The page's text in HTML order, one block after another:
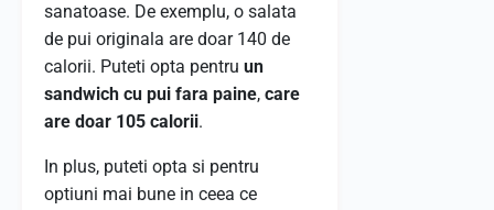
sanatoase. De exemplu, o salata
de pui originala are doar 140 de
calorii. Puteti opta pentru un
sandwich cu pui fara paine, care
are doar 105 calorii.
In plus, puteti opta si pentru
optiuni mai bune in ceea ce